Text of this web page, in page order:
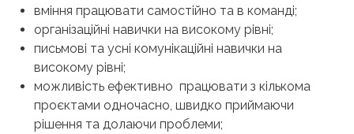
вміння працювати самостійно та в команді;
організаційні навички на високому рівні;
письмові та усні комунікаційні навички на
високому рівні;
можливість ефективно працювати з кількома
проєктами одночасно, швидко приймаючи
рішення та долаючи проблеми;